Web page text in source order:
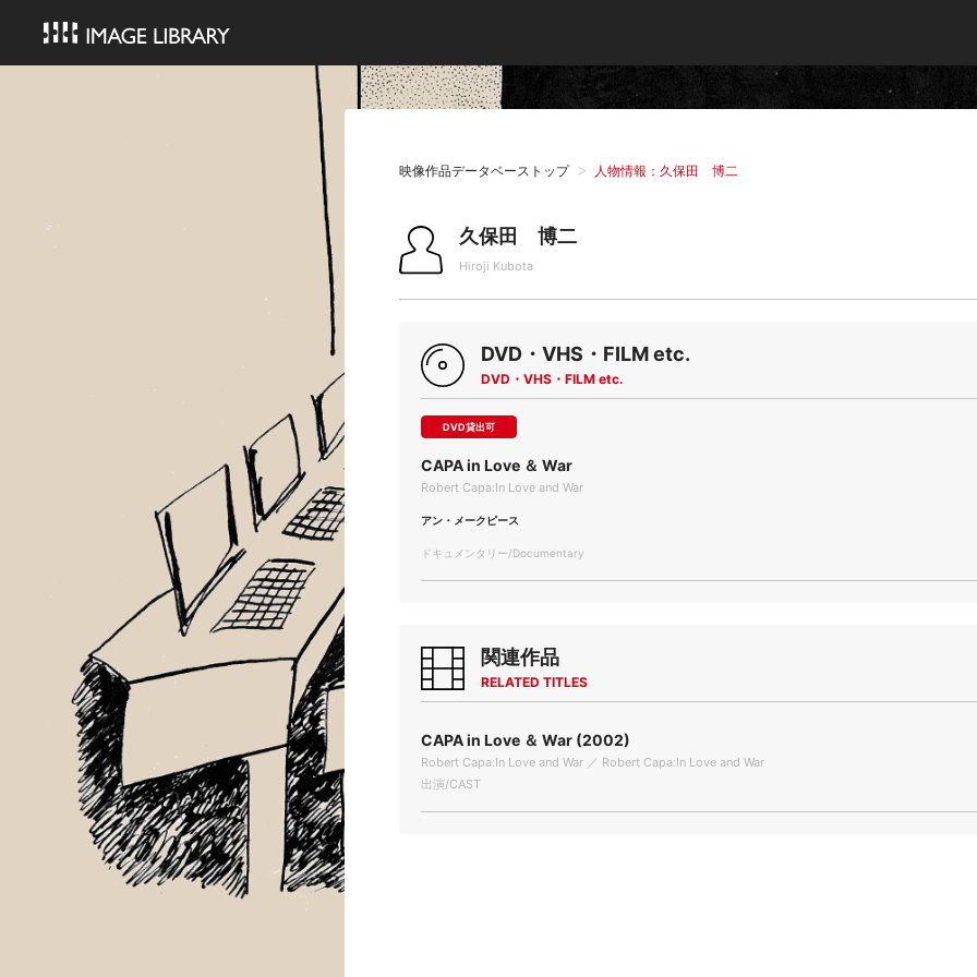
映像作品データベーストップ 人物情報：久保田 博二
久保田 博二
Hiroji Kubota
DVD・VHS・FILM etc.
DVD・VHS・FILM etc.
DVD貸出可
CAPA in Love ＆ War
Robert Capa:In Love and War
アン・メークピース
ドキュメンタリー/Documentary
関連作品
RELATED TITLES
CAPA in Love ＆ War (2002)
Robert Capa:In Love and War ／ Robert Capa:In Love and War
出演/CAST